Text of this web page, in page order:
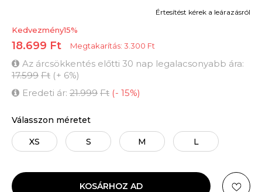
Kedvezmény15%
18.699 Ft Megtakarítás: 3.300 Ft
Az árcsökkentés előtti 30 nap legalacsonyabb ára:
17.599 Ft (+ 6%)
Eredeti ár: 21.999 Ft (- 15%)
Értesítést kérek a leárazásról
Válasszon méretet
XS S M L
KOSÁRHOZ AD